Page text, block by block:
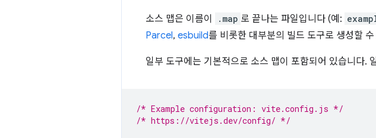
소스 맵은 이름이 .map 로 끝나는 파일입니다 (예:
Parcel, esbuild를 비롯한 대부분의 빌드 도구로 생성할
일부 도구에는 기본적으로 소스 맵이 포함되어 있습니다.
/* Example configuration: vite.config.js */
/* https://vitejs.dev/config/ */